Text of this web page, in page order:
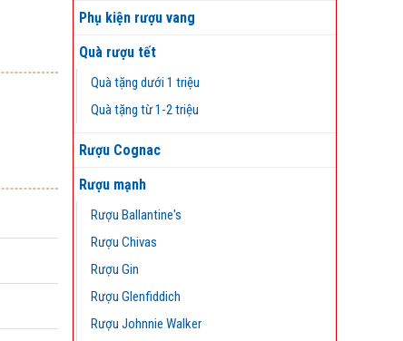
Phụ kiện rượu vang
Quà rượu tết
Quà tặng dưới 1 triệu
Quà tặng từ 1-2 triệu
Rượu Cognac
Rượu mạnh
Rượu Ballantine's
Rượu Chivas
Rượu Gin
Rượu Glenfiddich
Rượu Johnnie Walker